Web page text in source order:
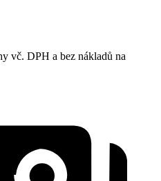
vč. DPH a bez nákladů na